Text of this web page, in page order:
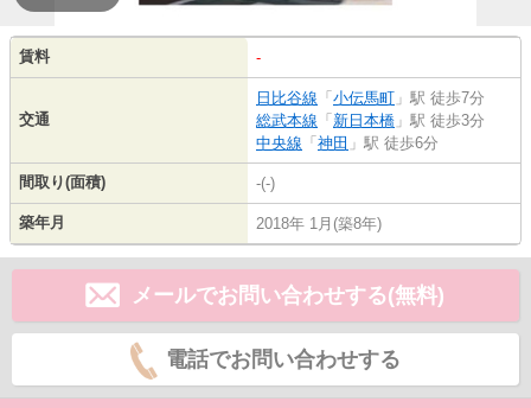
賃料 -
交通
日比谷線 「 小伝馬町 」駅 徒歩7分
総武本線 「 新日本橋 」駅 徒歩3分
中央線 「 神田 」駅 徒歩6分
間取り(面積) -(-)
築年月 2018年 1月(築8年)
メールでお問い合わせする(無料)
電話でお問い合わせする